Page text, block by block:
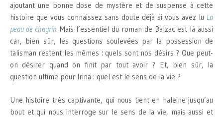
ajoutant une bonne dose de mystère et de suspense à cette
histoire que vous connaissez sans doute déjà si vous avez lu La
peau de chagrin. Mais l’essentiel du roman de Balzac est là aussi
car, bien sûr, les questions soulevées par la possession de
talisman restent les mêmes : quels sont nos désirs ? Que peut-
on désirer quand on finit par tout avoir ? Et, bien sûr, la
question ultime pour Irina : quel est le sens de la vie ?
Une histoire très captivante, qui nous tient en haleine jusqu’au
bout et qui nous interroge sur le sens de la vie, mais aussi et